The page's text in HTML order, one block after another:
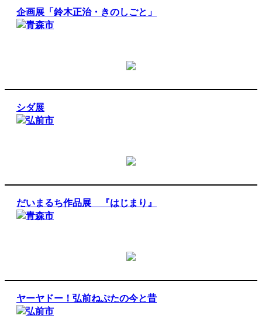
企画展「鈴木正治・きのしごと」
青森市
シダ展
弘前市
だいまるち作品展 『はじまり』
青森市
ヤーヤドー！弘前ねぷたの今と昔
弘前市